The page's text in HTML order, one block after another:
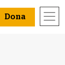
Dona